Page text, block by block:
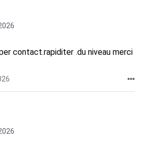
contact.rapiditer .du niveau merci